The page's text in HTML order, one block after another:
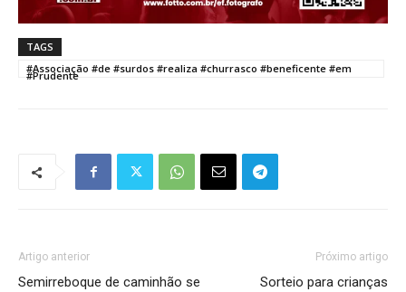
TAGS
#Associação #de #surdos #realiza #churrasco #beneficente #em
#Prudente
Artigo anterior
Semirreboque de caminhão se
Próximo artigo
Sorteio para crianças